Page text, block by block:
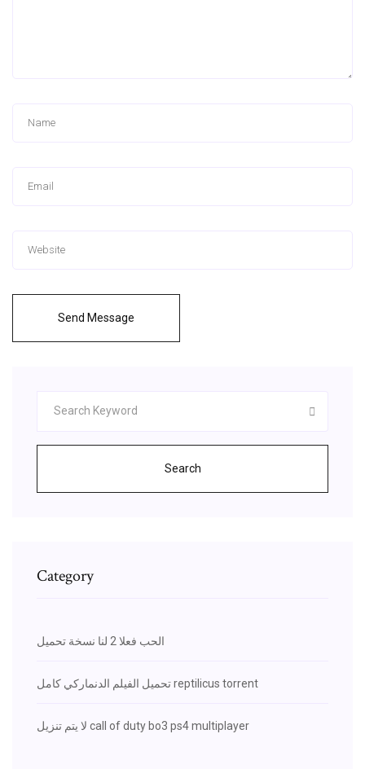
Send Message
Search
Category
الحب فعلا 2 لنا نسخة تحميل
تحميل الفيلم الدنماركي كامل reptilicus torrent
لا يتم تنزيل call of duty bo3 ps4 multiplayer